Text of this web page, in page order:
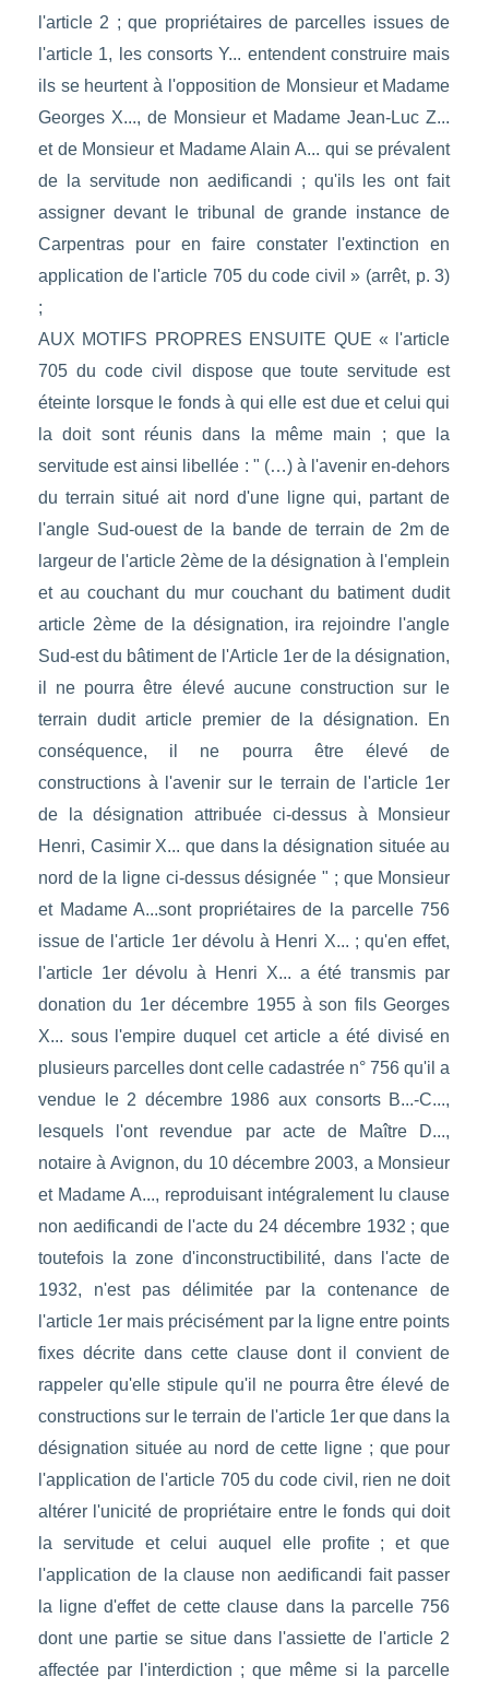
l'article 2 ; que propriétaires de parcelles issues de
l'article 1, les consorts Y... entendent construire mais
ils se heurtent à l'opposition de Monsieur et Madame
Georges X..., de Monsieur et Madame Jean-Luc Z...
et de Monsieur et Madame Alain A... qui se prévalent
de la servitude non aedificandi ; qu'ils les ont fait
assigner devant le tribunal de grande instance de
Carpentras pour en faire constater l'extinction en
application de l'article 705 du code civil » (arrêt, p. 3)
;
AUX MOTIFS PROPRES ENSUITE QUE « l'article
705 du code civil dispose que toute servitude est
éteinte lorsque le fonds à qui elle est due et celui qui
la doit sont réunis dans la même main ; que la
servitude est ainsi libellée : " (…) à l'avenir en-dehors
du terrain situé ait nord d'une ligne qui, partant de
l'angle Sud-ouest de la bande de terrain de 2m de
largeur de l'article 2ème de la désignation à l'emplein
et au couchant du mur couchant du batiment dudit
article 2ème de la désignation, ira rejoindre l'angle
Sud-est du bâtiment de l'Article 1er de la désignation,
il ne pourra être élevé aucune construction sur le
terrain dudit article premier de la désignation. En
conséquence, il ne pourra être élevé de
constructions à l'avenir sur le terrain de l'article 1er
de la désignation attribuée ci-dessus à Monsieur
Henri, Casimir X... que dans la désignation située au
nord de la ligne ci-dessus désignée " ; que Monsieur
et Madame A...sont propriétaires de la parcelle 756
issue de l'article 1er dévolu à Henri X... ; qu'en effet,
l'article 1er dévolu à Henri X... a été transmis par
donation du 1er décembre 1955 à son fils Georges
X... sous l'empire duquel cet article a été divisé en
plusieurs parcelles dont celle cadastrée n° 756 qu'il a
vendue le 2 décembre 1986 aux consorts B...-C...,
lesquels l'ont revendue par acte de Maître D...,
notaire à Avignon, du 10 décembre 2003, a Monsieur
et Madame A..., reproduisant intégralement lu clause
non aedificandi de l'acte du 24 décembre 1932 ; que
toutefois la zone d'inconstructibilité, dans l'acte de
1932, n'est pas délimitée par la contenance de
l'article 1er mais précisément par la ligne entre points
fixes décrite dans cette clause dont il convient de
rappeler qu'elle stipule qu'il ne pourra être élevé de
constructions sur le terrain de l'article 1er que dans la
désignation située au nord de cette ligne ; que pour
l'application de l'article 705 du code civil, rien ne doit
altérer l'unicité de propriétaire entre le fonds qui doit
la servitude et celui auquel elle profite ; et que
l'application de la clause non aedificandi fait passer
la ligne d'effet de cette clause dans la parcelle 756
dont une partie se situe dans l'assiette de l'article 2
affectée par l'interdiction ; que même si la parcelle